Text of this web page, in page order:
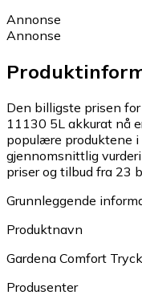
Annonse
Annonse
Den billigste prisen
11130 5L akkurat nå
populære produktene i
gjennomsnittlig
priser og tilbud fra 23
Grunnleggende
Produktnavn
Gardena Comfort
Produsenter